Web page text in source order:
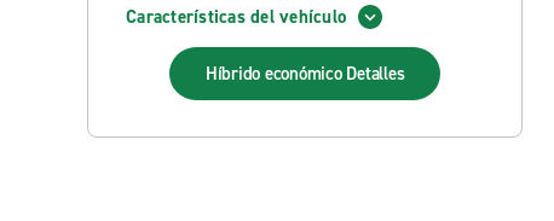
Características del vehículo
Híbrido económico Detalles